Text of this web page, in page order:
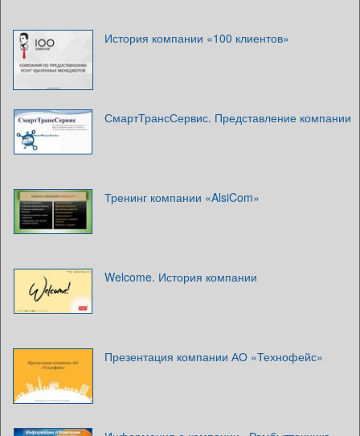
История компании «100 клиентов»
СмартТрансСервис. Представление компании
Тренинг компании «AlsiCom»
Welcome. История компании
Презентация компании АО «Технофейс»